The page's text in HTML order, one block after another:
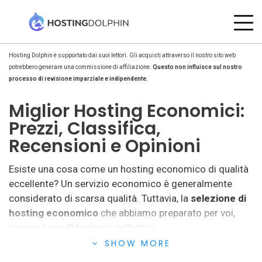
Hosting Dolphin è supportato dai suoi lettori. Gli acquisti attraverso il nostro sito web
potrebbero generare una commissione di affiliazione. Questo non influisce sul nostro
processo di revisione imparziale e indipendente.
Miglior Hosting Economici:
Prezzi, Classifica,
Recensioni e Opinioni
Esiste una cosa come un hosting economico di qualità
eccellente? Un servizio economico è generalmente
considerato di scarsa qualità. Tuttavia, la selezione di
hosting economico che abbiamo preparato per voi,
romperà con l’ideologia collettiva.
SHOW MORE